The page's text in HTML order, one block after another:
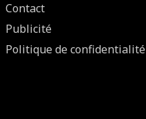
Contact
Publicité
Politique de confidentialité